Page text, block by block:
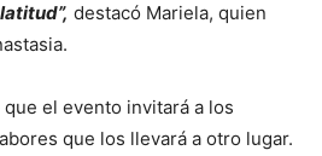
destacó Mariela, quien
el evento invitará a los
que los llevará a otro lugar.